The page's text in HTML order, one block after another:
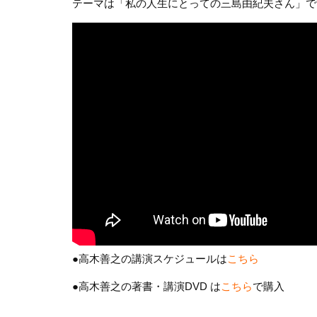
テーマは「私の人生にとっての三島由紀夫さん」
●高木善之の講演スケジュールはこちら
●高木善之の著書・講演DVD はこちらで購入